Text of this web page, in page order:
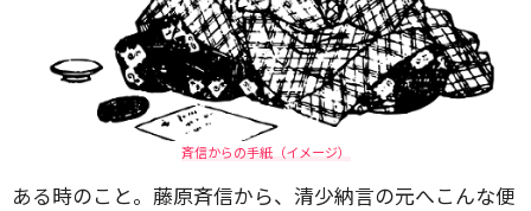
斉信からの手紙（イメージ）
ある時のこと。藤原斉信から、清少納言の元へこんな便